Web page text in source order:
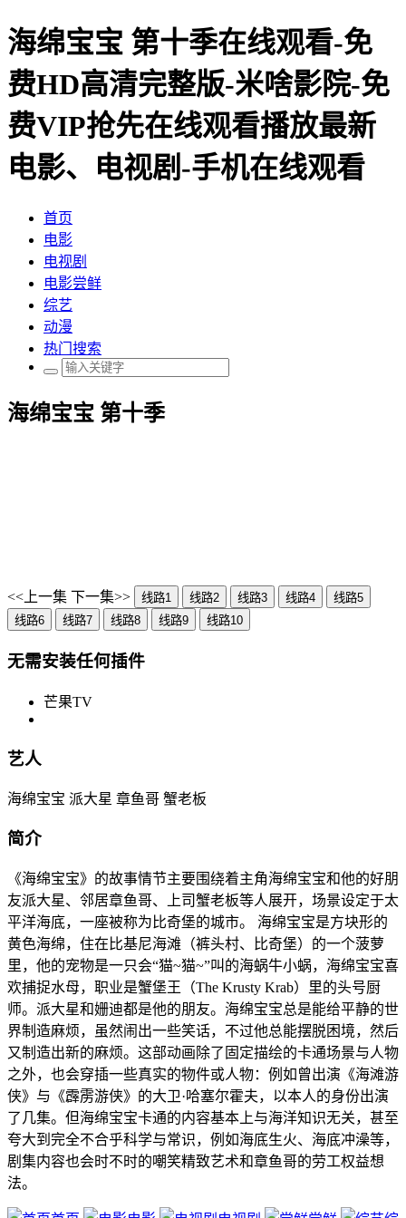
海绵宝宝 第十季在线观看-免
费HD高清完整版-米啥影院-免
费VIP抢先在线观看播放最新
电影、电视剧-手机在线观看
首页
电影
电视剧
电影尝鲜
综艺
动漫
热门搜索
海绵宝宝 第十季
<<上一集 下一集>> 线路1 线路2 线路3 线路4
线路5
线路6
线路7 线路8 线路9 线路10
无需安装任何插件
芒果TV
艺人
海绵宝宝 派大星 章鱼哥 蟹老板
简介
《海绵宝宝》的故事情节主要围绕着主角海绵宝宝和他的好朋
友派大星、邻居章鱼哥、上司蟹老板等人展开，场景设定于太
平洋海底，一座被称为比奇堡的城市。 海绵宝宝是方块形的
黄色海绵，住在比基尼海滩（裤头村、比奇堡）的一个菠萝
里，他的宠物是一只会“猫~猫~”叫的海蜗牛小蜗，海绵宝宝喜
欢捕捉水母，职业是蟹堡王（The Krusty Krab）里的头号厨
师。派大星和姗迪都是他的朋友。海绵宝宝总是能给平静的世
界制造麻烦，虽然闹出一些笑话，不过他总能摆脱困境，然后
又制造出新的麻烦。这部动画除了固定描绘的卡通场景与人物
之外，也会穿插一些真实的物件或人物：例如曾出演《海滩游
侠》与《霹雳游侠》的大卫·哈塞尔霍夫，以本人的身份出演
了几集。但海绵宝宝卡通的内容基本上与海洋知识无关，甚至
夸大到完全不合乎科学与常识，例如海底生火、海底冲澡等，
剧集内容也会时不时的嘲笑精致艺术和章鱼哥的劳工权益想
法。